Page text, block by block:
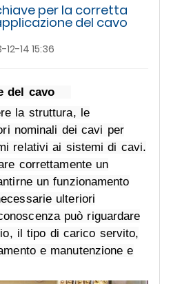
per la corretta
del cavo
12-14 15:36
del cavo
la struttura, le
nominali dei cavi per
relativi ai sistemi di cavi.
correttamente un
un funzionamento
ulteriori
può riguardare
il tipo di carico servito,
e manutenzione e